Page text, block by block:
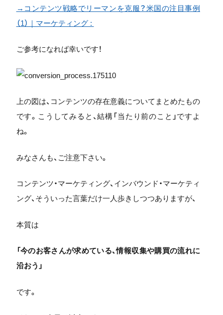
→コンテンツ戦略でリーマンを克服？米国の注目事例
（1）｜マーケティング :
ご参考になれば幸いです！
上の図は、コンテンツの存在意義についてまとめたもの
です。こうしてみると、結構「当たり前のこと」ですよ
ね。
みなさんも、ご注意下さい。
コンテンツ・マーケティング、インバウンド・マーケティ
ング、そういった言葉だけ一人歩きしつつありますが、
本質は
「今のお客さんが求めている、情報収集や購買の流れに
沿おう」
です。